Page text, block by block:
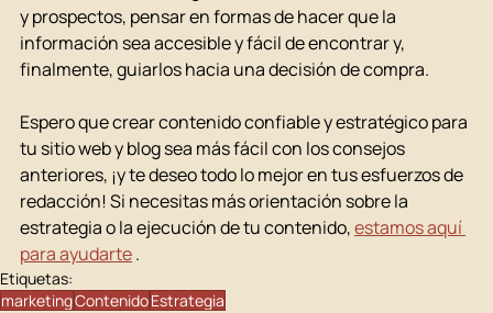
y prospectos, pensar en formas de hacer que la
información sea accesible y fácil de encontrar y,
finalmente, guiarlos hacia una decisión de compra.
Espero que crear contenido confiable y estratégico para
tu sitio web y blog sea más fácil con los consejos
anteriores, ¡y te deseo todo lo mejor en tus esfuerzos de
redacción! Si necesitas más orientación sobre la
estrategia o la ejecución de tu contenido, estamos aquí
para ayudarte .
Etiquetas:
marketingContenidoEstrategia